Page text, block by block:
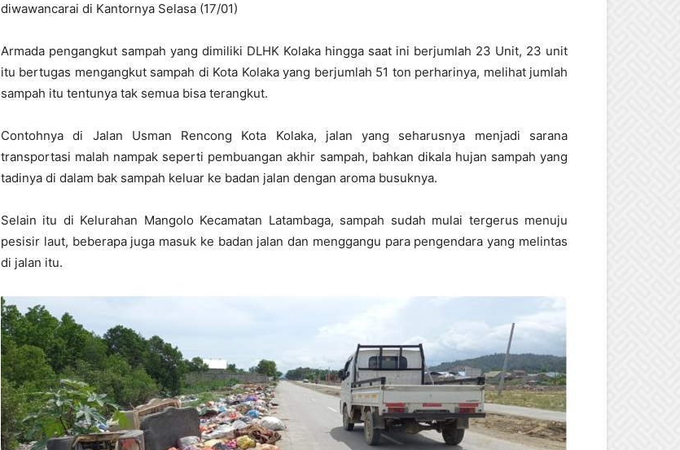
diwawancarai di Kantornya Selasa (17/01)
Armada pengangkut sampah yang dimiliki DLHK Kolaka hingga saat ini berjumlah 23 Unit, 23 unit
itu bertugas mengangkut sampah di Kota Kolaka yang berjumlah 51 ton perharinya, melihat jumlah
sampah itu tentunya tak semua bisa terangkut.
Contohnya di Jalan Usman Rencong Kota Kolaka, jalan yang seharusnya menjadi sarana
transportasi malah nampak seperti pembuangan akhir sampah, bahkan dikala hujan sampah yang
tadinya di dalam bak sampah keluar ke badan jalan dengan aroma busuknya.
Selain itu di Kelurahan Mangolo Kecamatan Latambaga, sampah sudah mulai tergerus menuju
pesisir laut, beberapa juga masuk ke badan jalan dan menggangu para pengendara yang melintas
di jalan itu.